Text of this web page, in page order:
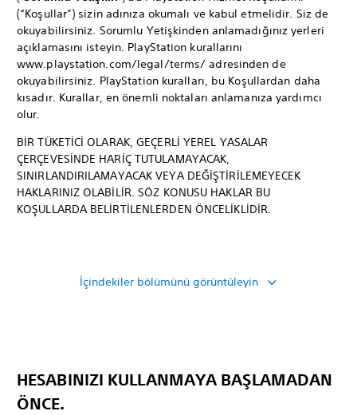
(“Koşullar”) sizin adınıza okumalı ve kabul etmelidir. Siz de
okuyabilirsiniz. Sorumlu Yetişkinden anlamadığınız yerleri
açıklamasını isteyin. PlayStation kurallarını
www.playstation.com/legal/terms/ adresinden de
okuyabilirsiniz. PlayStation kuralları, bu Koşullardan daha
kısadır. Kurallar, en önemli noktaları anlamanıza yardımcı
olur.
BİR TÜKETİCİ OLARAK, GEÇERLİ YEREL YASALAR
ÇERÇEVESİNDE HARİÇ TUTULAMAYACAK,
SINIRLANDIRILAMAYACAK VEYA DEĞİŞTİRİLEMEYECEK
HAKLARINIZ OLABİLİR. SÖZ KONUSU HAKLAR BU
KOŞULLARDA BELİRTİLENLERDEN ÖNCELİKLİDİR.
İçindekiler bölümünü görüntüleyin
HESABINIZI KULLANMAYA BAŞLAMADAN
ÖNCE.